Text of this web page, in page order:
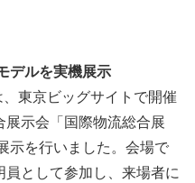
デルを実機展示
東京ビッグサイトで開催
示会「国際物流総合展
示を行いました。会場で
として参加し、来場者に